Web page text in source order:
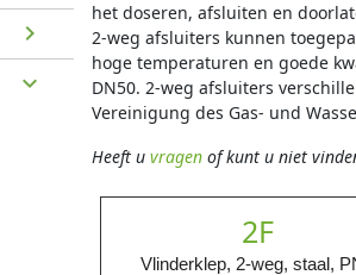
chevron_right
expand_more
het doseren, afsluiten en
2-weg afsluiters kunnen
hoge temperaturen en goede
DN50. 2-weg afsluiters
Vereinigung des Gas- und
Heeft u vragen of kunt u niet
2F
Vlinderklep, 2-weg, staal,